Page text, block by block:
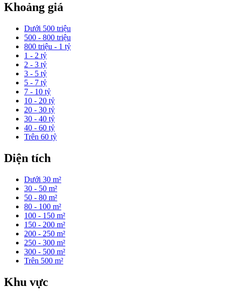
Khoảng giá
Dưới 500 triệu
500 - 800 triệu
800 triệu - 1 tỷ
1 - 2 tỷ
2 - 3 tỷ
3 - 5 tỷ
5 - 7 tỷ
7 - 10 tỷ
10 - 20 tỷ
20 - 30 tỷ
30 - 40 tỷ
40 - 60 tỷ
Trên 60 tỷ
Diện tích
Dưới 30 m²
30 - 50 m²
50 - 80 m²
80 - 100 m²
100 - 150 m²
150 - 200 m²
200 - 250 m²
250 - 300 m²
300 - 500 m²
Trên 500 m²
Khu vực